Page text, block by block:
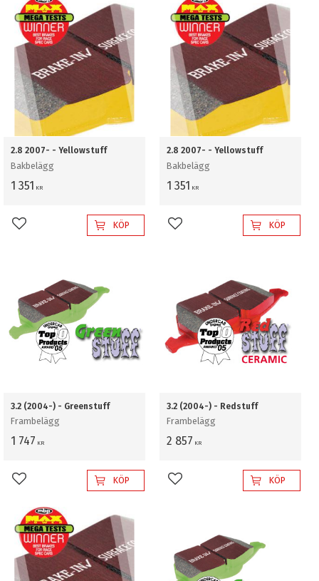
2.8 2007- - Yellowstuff
Bakbelägg
1 351 KR
Lägg till i favoriterKÖP
2.8 2007- - Yellowstuff
Bakbelägg
1 351 KR
Lägg till i favoriterKÖP
3.2 (2004-) - Greenstuff
Frambelägg
1 747 KR
Lägg till i favoriterKÖP
3.2 (2004-) - Redstuff
Frambelägg
2 857 KR
Lägg till i favoriterKÖP